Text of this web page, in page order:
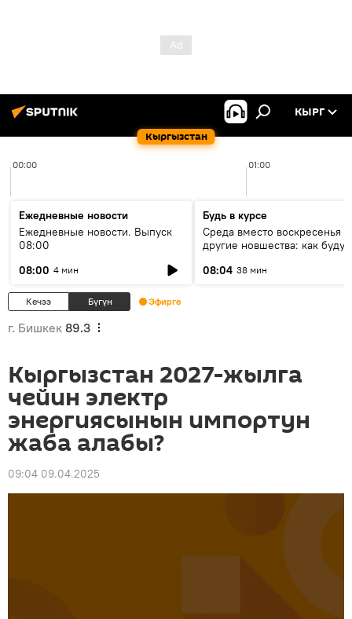
Кыргызстан
КЫРГ
00:00 01:00
Ежедневные новости
Ежедневные новости. Выпуск
08:00
08:00 4 мин
Будь в курсе
Среда вместо воскресенья и
другие новшества: как будут
08:04 38 мин
Кечээ Бүгүн Эфирге
г. Бишкек 89.3
Кыргызстан 2027-жылга
чейин электр
энергиясынын импортун
жаба алабы?
09:04 09.04.2025